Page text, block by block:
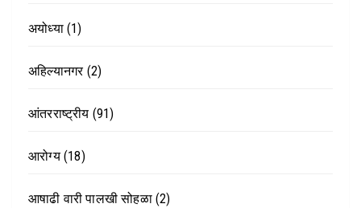
अयोध्या(1)
अहिल्यानगर(2)
आंतरराष्ट्रीय (91)
आरोग्य(18)
आषाढी वारी पालखी सोहळा(2)